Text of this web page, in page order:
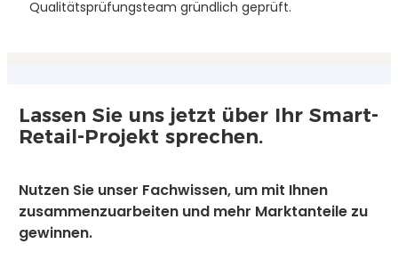
Qualitätsprüfungsteam gründlich geprüft.
Lassen Sie uns jetzt über Ihr Smart-
Retail-Projekt sprechen.
Nutzen Sie unser Fachwissen, um mit Ihnen
zusammenzuarbeiten und mehr Marktanteile zu
gewinnen.